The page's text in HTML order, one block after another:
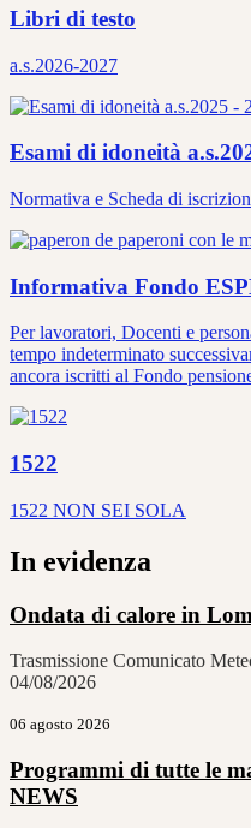
Libri di testo
a.s.2026-2027
Esami di idoneità
Normativa e Scheda di
Informativa Fondo
Per lavoratori, Docenti e
tempo indeterminato
ancora iscritti al Fondo
1522
1522 NON SEI SOLA
In evidenza
Ondata di calore in
Trasmissione Comunicato
04/08/2026
06 agosto 2026
Programmi di tutte le
NEWS